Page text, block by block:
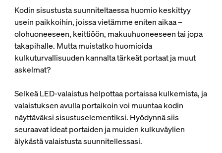
Kodin sisustusta suunniteltaessa huomio keskittyy
usein paikkoihin, joissa vietämme eniten aikaa –
olohuoneeseen, keittiöön, makuuhuoneeseen tai jopa
takapihalle. Mutta muistatko huomioida
kulkuturvallisuuden kannalta tärkeät portaat ja muut
askelmat?
Selkeä LED-valaistus helpottaa portaissa kulkemista, ja
valaistuksen avulla portaikoin voi muuntaa kodin
näyttäväksi sisustuselementiksi. Hyödynnä siis
seuraavat ideat portaiden ja muiden kulkuväylien
älykästä valaistusta suunnitellessasi.